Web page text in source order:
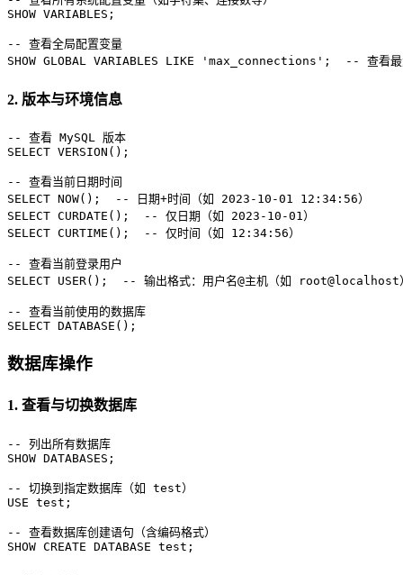
SHOW VARIABLES;
-- 查看全局配置变量
SHOW GLOBAL VARIABLES LIKE 'max_connections' ; -- 查看最
2. 版本与环境信息
-- 查看 MySQL 版本
SELECT VERSION();
-- 查看当前日期时间
SELECT NOW();
-- 日期+时间（如 2023-10-01 12:34:56）
SELECT CURDATE();
-- 仅日期（如 2023-10-01）
SELECT CURTIME(); -- 仅时间（如 12:34:56）
-- 查看当前登录用户
SELECT USER(); -- 输出格式：用户名@主机（如 root@localhost
-- 查看当前使用的数据库
SELECT DATABASE();
数据库操作
1. 查看与切换数据库
-- 列出所有数据库
SHOW DATABASES;
-- 切换到指定数据库（如 test）
USE test;
-- 查看数据库创建语句（含编码格式）
SHOW CREATE DATABASE test;